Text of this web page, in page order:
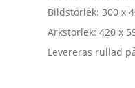
Bildstorlek: 300 x
Arkstorlek: 420 x
Levereras rullad